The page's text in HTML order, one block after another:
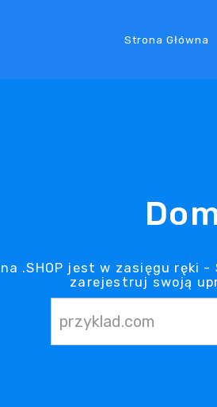
Strona Główna
.SHOP jest w zasięgu ręki
zarejestruj swoją